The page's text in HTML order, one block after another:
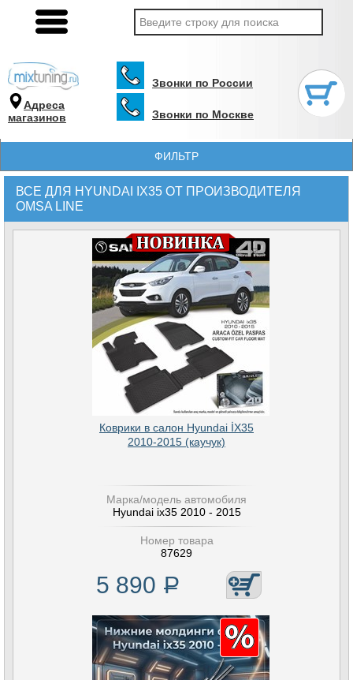
Адреса
магазинов
Звонки по России
Звонки по Москве
ФИЛЬТР
ВСЕ ДЛЯ HYUNDAI IX35 ОТ ПРОИЗВОДИТЕЛЯ
OMSA LINE
Коврики в салон Hyundai İX35
2010-2015 (каучук)
Марка/модель автомобиля
Hyundai ix35 2010 - 2015
Номер товара
87629
5 890 Р